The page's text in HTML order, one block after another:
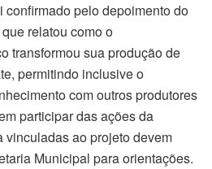
confirmado pelo depoimento do
relatou como o
transformou sua produção de
permitindo inclusive o
com outros produtores
participar das ações da
vinculadas ao projeto devem
Municipal para orientações.